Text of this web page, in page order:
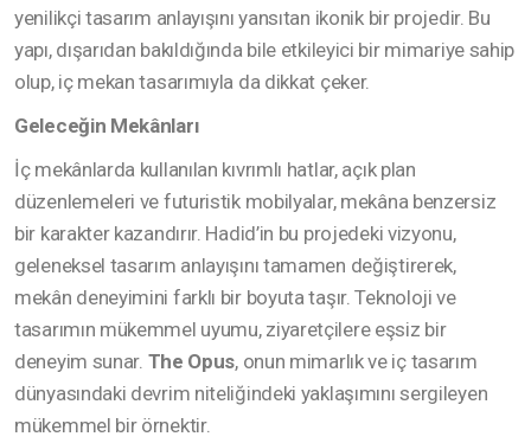
yenilikçi tasarım anlayışını yansıtan ikonik bir projedir. Bu
yapı, dışarıdan bakıldığında bile etkileyici bir mimariye sahip
olup, iç mekan tasarımıyla da dikkat çeker.
Geleceğin Mekânları
İç mekânlarda kullanılan kıvrımlı hatlar, açık plan
düzenlemeleri ve futuristik mobilyalar, mekâna benzersiz
bir karakter kazandırır. Hadid’in bu projedeki vizyonu,
geleneksel tasarım anlayışını tamamen değiştirerek,
mekân deneyimini farklı bir boyuta taşır. Teknoloji ve
tasarımın mükemmel uyumu, ziyaretçilere eşsiz bir
deneyim sunar. The Opus, onun mimarlık ve iç tasarım
dünyasındaki devrim niteliğindeki yaklaşımını sergileyen
mükemmel bir örnektir.